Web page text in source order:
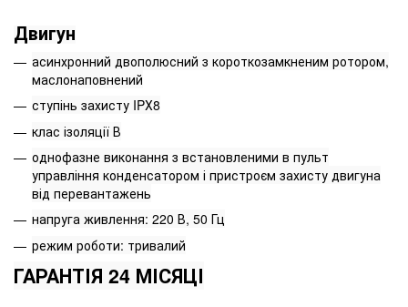
Двигун
асинхронний двополюсний з короткозамкненим ротором,
маслонаповнений
ступінь захисту IPХ8
клас ізоляції В
однофазне виконання з встановленими в пульт
управління конденсатором і пристроєм захисту двигуна
від перевантажень
напруга живлення: 220 В, 50 Гц
режим роботи: тривалий
ГАРАНТІЯ 24 МІСЯЦІ